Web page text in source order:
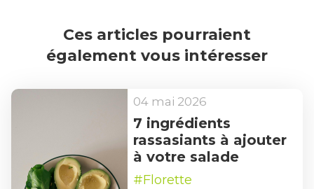
Ces articles pourraient
également vous intéresser
04 mai 2026
7 ingrédients
rassasiants à ajouter
à votre salade
#Florette